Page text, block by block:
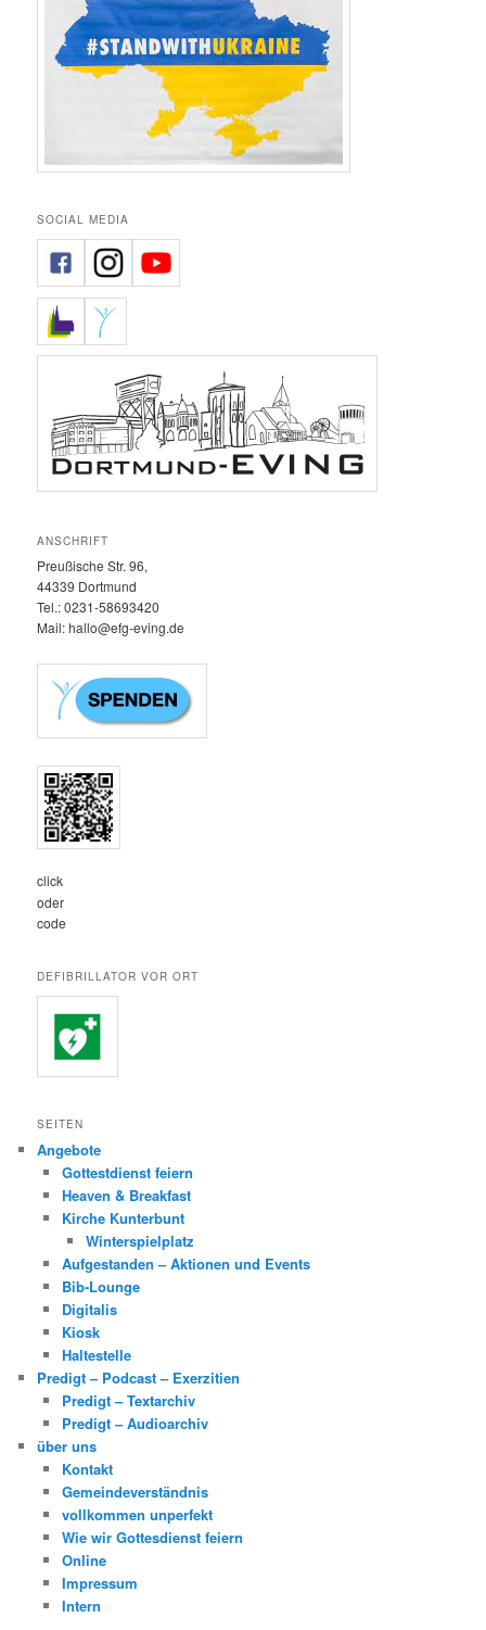
SOCIAL MEDIA
ANSCHRIFT
Preußische Str. 96,
44339 Dortmund
Tel.: 0231-58693420‬
Mail: hallo@efg-eving.de
click
oder
code
DEFIBRILLATOR VOR ORT
SEITEN
Angebote
Gottestdienst feiern
Heaven & Breakfast
Kirche Kunterbunt
Winterspielplatz
Aufgestanden – Aktionen und Events
Bib-Lounge
Digitalis
Kiosk
Haltestelle
Predigt – Podcast – Exerzitien
Predigt – Textarchiv
Predigt – Audioarchiv
über uns
Kontakt
Gemeindeverständnis
vollkommen unperfekt
Wie wir Gottesdienst feiern
Online
Impressum
Intern